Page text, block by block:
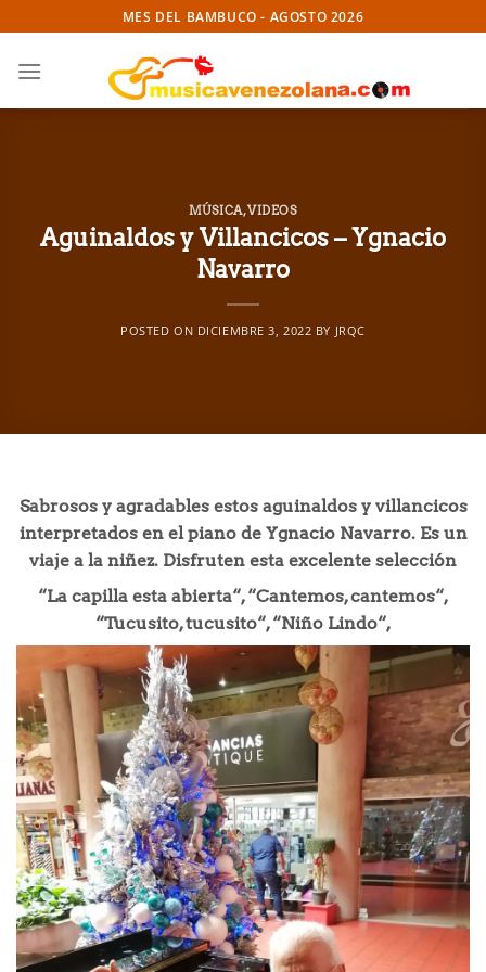
to
content
MES DEL BAMBUCO - AGOSTO 2026
MÚSICA,VIDEOS
Aguinaldos y Villancicos – Ygnacio
Navarro
POSTED ON DICIEMBRE 3, 2022 BY JRQC
Sabrosos y agradables estos aguinaldos y villancicos
interpretados en el piano de Ygnacio Navarro. Es un
viaje a la niñez. Disfruten esta excelente selección
“La capilla esta abierta“, “Cantemos, cantemos“,
“Tucusito, tucusito“, “Niño Lindo“,